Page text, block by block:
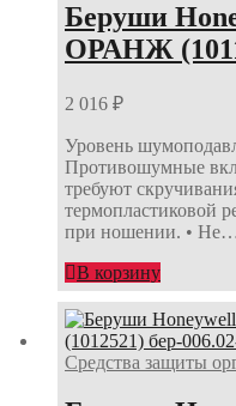
Беруши
ОРАНЖ
2 016 ₽
Уровень
Противошумные
требуют
термопластиковой
при ношении. • Не…
В корзину
Средства защиты